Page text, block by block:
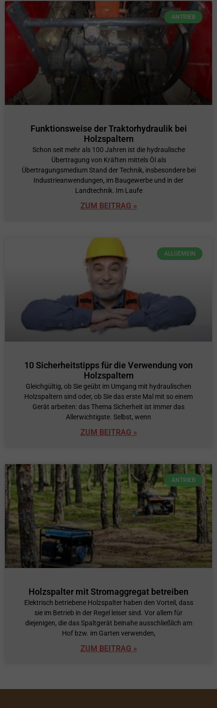
ANTRIEB
Funktionsweise der Traktorhydraulik bei
Holzspaltern
Schon seit mehr als 100 Jahren ist die hydraulische
Übertragung von Kräften mittels Öl als
Übertragungsmedium Stand der Technik, insbesondere bei
Industrieanwendungen, im Baugewerbe und in der
Landtechnik. Im Laufe
ZUM BEITRAG »
ALLGEMEIN
10 Sicherheitstipps für die Verwendung von
Holzspaltern
Gleichgültig, ob Sie geübt im Umgang mit hydraulischen
Holzspaltern sind oder, ob Sie das erste Mal mit so einem
Gerät arbeiten: das Thema Sicherheit ist immer das
Allerwichtigste. Selbst, wenn
ZUM BEITRAG »
ANTRIEB
Holzspalter mit Stromaggregat betreiben
Elektrisch betriebene Holzspalter haben den Vorteil, dass
sie im Betrieb in der Regel leiser sind. Vor allem für
diejenigen, die das Spaltgerät beinahe ausschließlich am
Hof bzw. im Garten verwenden,
ZUM BEITRAG »